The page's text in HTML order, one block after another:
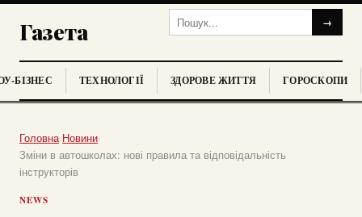
Газета →
БІЗНЕС ТЕХНОЛОГІЇ ЗДОРОВЕ ЖИТТЯ ГОРОСКОПИ
Головна›Новини›
Зміни в автошколах: нові правила та відповідальність
інструкторів
NEWS